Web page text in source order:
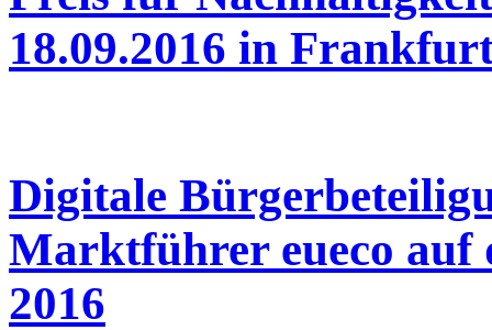
18.09.2016 in
Digitale
Marktführer eueco
2016